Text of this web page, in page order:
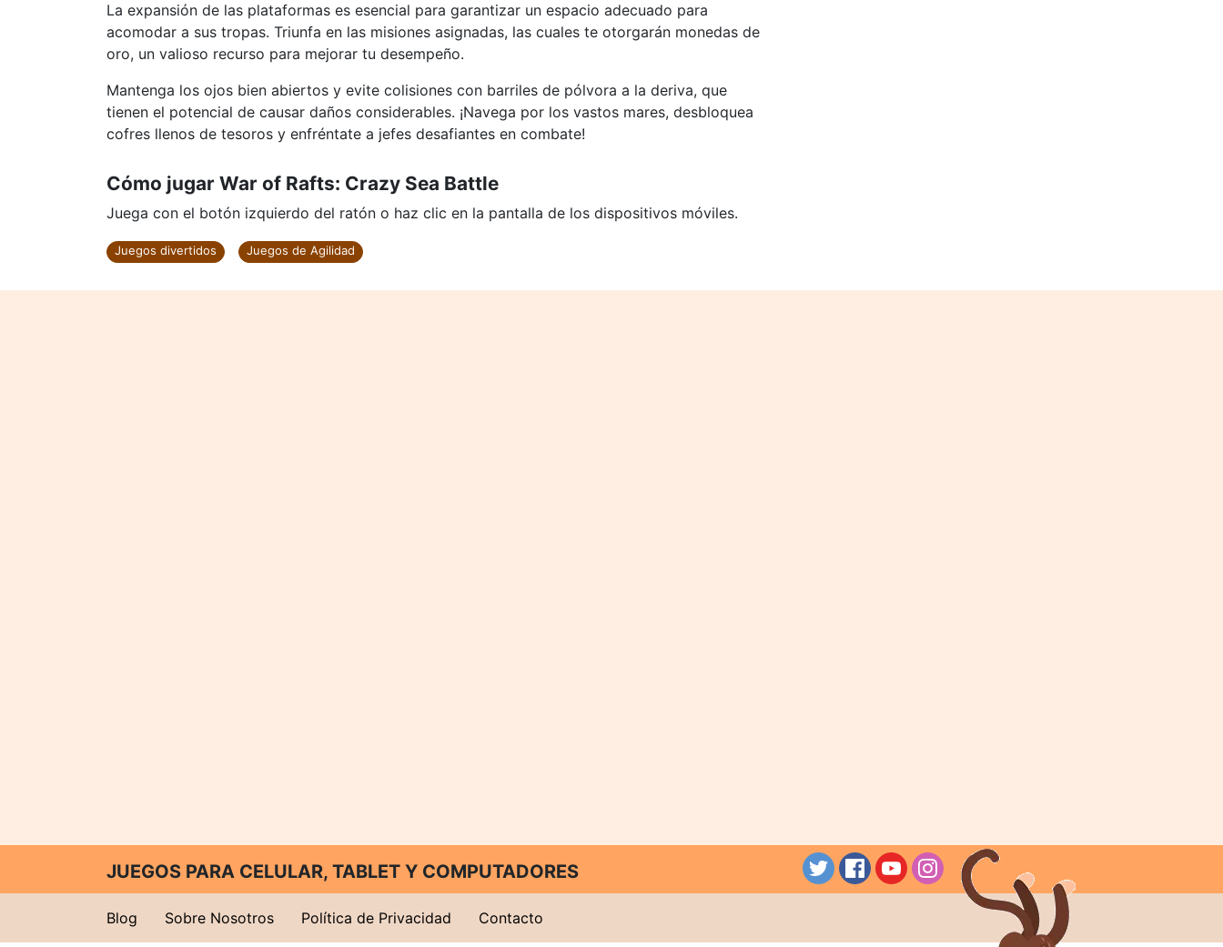
La expansión de las plataformas es esencial para garantizar un espacio adecuado para
acomodar a sus tropas. Triunfa en las misiones asignadas, las cuales te otorgarán monedas de
oro, un valioso recurso para mejorar tu desempeño.
Mantenga los ojos bien abiertos y evite colisiones con barriles de pólvora a la deriva, que
tienen el potencial de causar daños considerables. ¡Navega por los vastos mares, desbloquea
cofres llenos de tesoros y enfréntate a jefes desafiantes en combate!
Cómo jugar War of Rafts: Crazy Sea Battle
Juega con el botón izquierdo del ratón o haz clic en la pantalla de los dispositivos móviles.
Juegos divertidos Juegos de Agilidad
JUEGOS PARA CELULAR, TABLET Y COMPUTADORES
Blog Sobre Nosotros Política de Privacidad Contacto